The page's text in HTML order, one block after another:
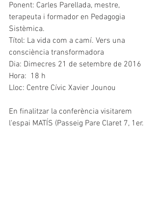
Ponent: Carles Parellada, mestre,
terapeuta i formador en Pedagogia
Sistèmica.
Títol: La vida com a camí. Vers una
consciència transformadora
Dia: Dimecres 21 de setembre de 2016
Hora:  18 h
Lloc: Centre Cívic Xavier Jounou
En finalitzar la conferència visitarem
l'espai MATÍS (Passeig Pare Claret 7, 1er.